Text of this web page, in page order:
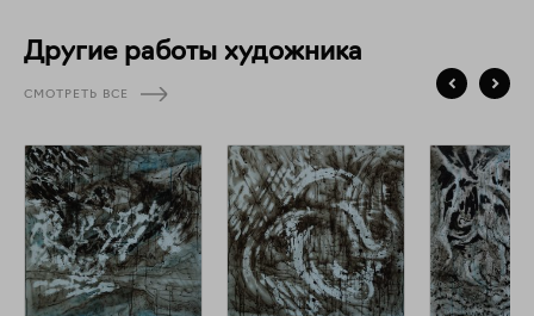
Другие работы художника
СМОТРЕТЬ ВСЕ